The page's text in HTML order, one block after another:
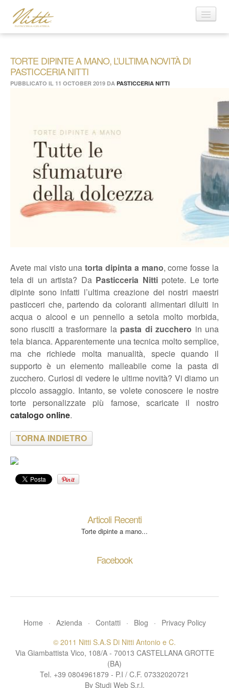
Contatti
TORTE DIPINTE A MANO, L’ULTIMA NOVITÀ DI
PASTICCERIA NITTI
PUBBLICATO IL 11 OCTOBER 2019 DA PASTICCERIA NITTI
Avete mai visto unatorta dipinta a mano, come fosse la
tela di un artista? Da Pasticceria Nittipotete. Le torte
dipinte sono infatti l’ultima creazione dei nostri maestri
pasticceri che, partendo da coloranti alimentari diluiti in
acqua o alcool e un pennello a setola molto morbida,
sono riusciti a trasformare la pasta di zucchero in una
tela bianca. Apparentemente una tecnica molto semplice,
ma che richiede molta manualità, specie quando il
supporto è un elemento malleabile come la pasta di
zucchero. Curiosi di vedere le ultime novità? Vi diamo un
piccolo assaggio. Intanto, se volete conoscere le nostre
torte personalizzate più famose, scaricate il nostro
catalogo online.
TORNA INDIETRO
Articoli Recenti
Torte dipinte a mano...
Facebook
Home · Azienda · Contatti · Blog ·
Privacy Policy
© 2011 Nitti S.A.S Di Nitti Antonio e C.
Via Giambattista Vico, 108/A - 70013 CASTELLANA GROTTE
(BA)
Tel. +39 0804961879 - P.I / C.F. 07332020721
By Studi Web S.r.l.